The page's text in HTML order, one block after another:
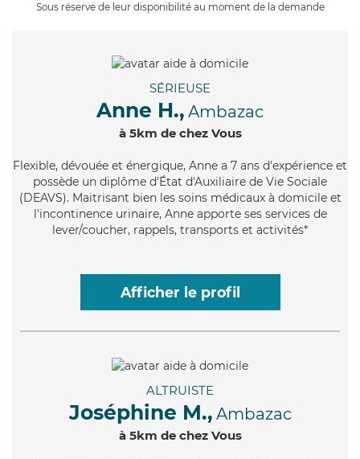
Sous réserve de leur disponibilité au moment de la demande
SÉRIEUSE
Anne H., Ambazac
à 5km de chez Vous
Flexible, dévouée et énergique, Anne a 7 ans d'expérience et
possède un diplôme d'État d'Auxiliaire de Vie Sociale
(DEAVS). Maitrisant bien les soins médicaux à domicile et
l'incontinence urinaire, Anne apporte ses services de
lever/coucher, rappels, transports et activités*
Afficher le profil
ALTRUISTE
Joséphine M., Ambazac
à 5km de chez Vous